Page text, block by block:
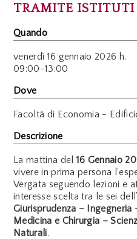
TRAMITE ISTITUTI
Quando
venerdì 16 gennaio 2026 h.
09:00-13:00
Dove
Facoltà di Economia -
Descrizione
La mattina del 16 Gennaio
vivere in prima persona
Vergata seguendo lezioni e
interesse scelta tra le sei
Giurisprudenza – Ingegneria
Medicina e Chirurgia –
Naturali.